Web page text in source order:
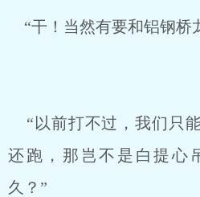
“干！当然有要和铝钢桥
“以前打不过，我们只
还跑，那岂不是白提心
久？”